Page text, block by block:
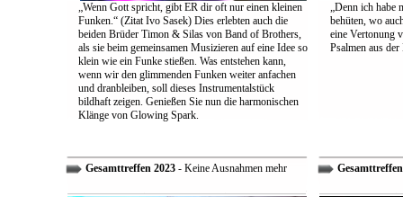
„Wenn Gott spricht, gibt ER dir oft nur einen kleinen
Funken.“ (Zitat Ivo Sasek) Dies erlebten auch die
beiden Brüder Timon & Silas von Band of Brothers,
als sie beim gemeinsamen Musizieren auf eine Idee so
klein wie ein Funke stießen. Was entstehen kann,
wenn wir den glimmenden Funken weiter anfachen
und dranbleiben, soll dieses Instrumentalstück
bildhaft zeigen. Genießen Sie nun die harmonischen
Klänge von Glowing Spark.
„Denn ich habe
behüten, wo
eine Vertonung
Psalmen aus
Gesamttreffen 2023- Keine Ausnahmen mehr